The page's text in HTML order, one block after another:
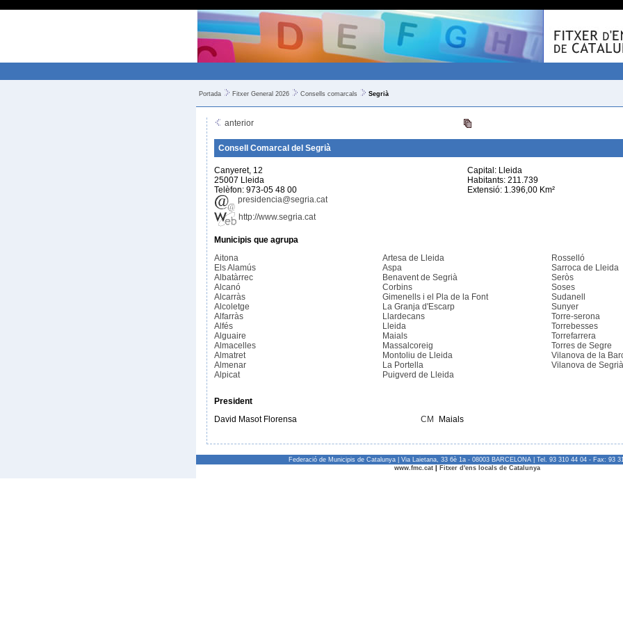
Portada Fitxer General 2026 Consells comarcals Segrià
anterior
Consell Comarcal del Segrià
Canyeret, 12
25007 Lleida
Telèfon: 973-05 48 00
presidencia@segria.cat
http://www.segria.cat
Capital: Lleida
Habitants: 211.739
Extensió: 1.396,00 Km²
Municipis que agrupa
Aitona
Els Alamús
Albatàrrec
Alcanó
Alcarràs
Alcoletge
Alfarràs
Alfés
Alguaire
Almacelles
Almatret
Almenar
Alpicat
Artesa de Lleida
Aspa
Benavent de Segrià
Corbins
Gimenells i el Pla de la Font
La Granja d'Escarp
Llardecans
Lleida
Maials
Massalcoreig
Montoliu de Lleida
La Portella
Puigverd de Lleida
Rosselló
Sarroca de Lleida
Seròs
Soses
Sudanell
Sunyer
Torre-serona
Torrebesses
Torrefarrera
Torres de Segre
Vilanova de la
Vilanova de Segrià
President
David Masot Florensa
CM Maials
Federació de Municipis de Catalunya | Via Laietana, 33 6è 1a - 08003 BARCELONA | Tel. 93 310 44 04 - Fax: 93
www.fmc.cat
Fitxer d'ens locals de Catalunya